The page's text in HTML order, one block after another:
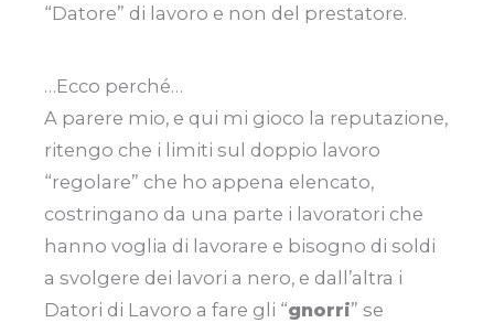
“Datore” di lavoro e non del prestatore.
…Ecco perché…
A parere mio, e qui mi gioco la reputazione,
ritengo che i limiti sul doppio lavoro
“regolare” che ho appena elencato,
costringano da una parte i lavoratori che
hanno voglia di lavorare e bisogno di soldi
a svolgere dei lavori a nero, e dall’altra i
Datori di Lavoro a fare gli “gnorri” se